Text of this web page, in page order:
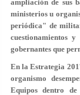
ampliación de sus
ministerios u
periódica" de
cuestionamientos
gobernantes que
En la Estrategia
organismo
Equipos dentro